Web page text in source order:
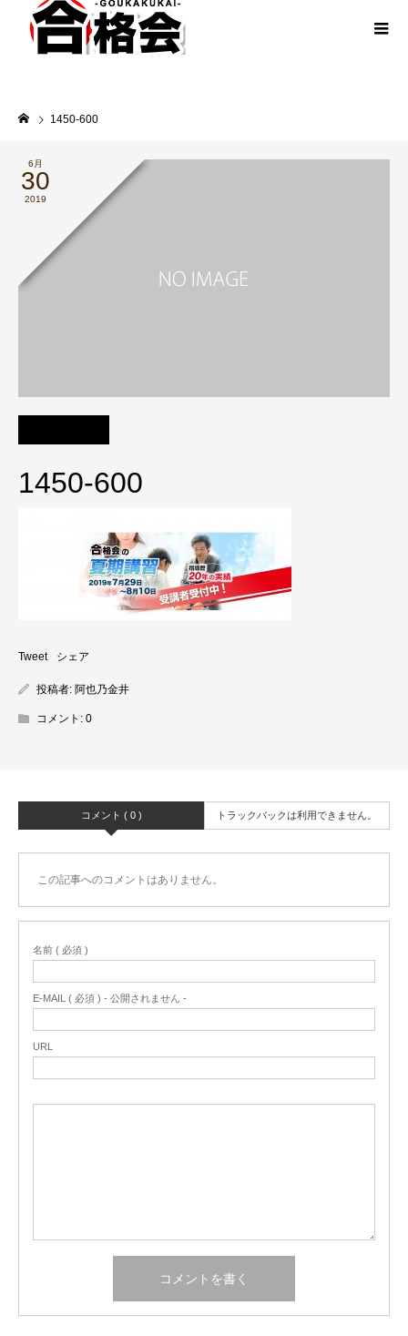
1450-600
6月
30
2019
1450-600
Tweet シェア
投稿者: 阿也乃金井
コメント: 0
コメント ( 0 ) トラックバックは利用できません。
この記事へのコメントはありません。
名前 ( 必須 )
E-MAIL ( 必須 ) - 公開されません -
URL